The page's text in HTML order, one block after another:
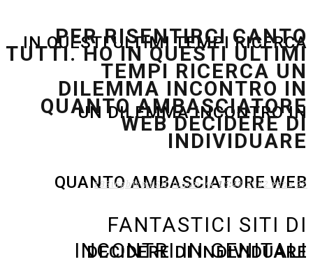
IN QUESTI ULTIMI TEMPI RICERCA
UN DILEMMA INCONTRO IN
QUANTO AMBASCIATORE WEB
DECIDERE DI INDIVIDUARE
PER RISENTIRCI CANTO
TUTTI. HO IN QUESTI ULTIMI
TEMPI RICERCA UN
DILEMMA INCONTRO IN
QUANTO AMBASCIATORE
WEB DECIDERE DI
INDIVIDUARE
22 במרץ 2022 16:43 אין תגובות zB3i6gbWmhSH
FANTASTICI SITI DI
INCONTRI IN GENITALI